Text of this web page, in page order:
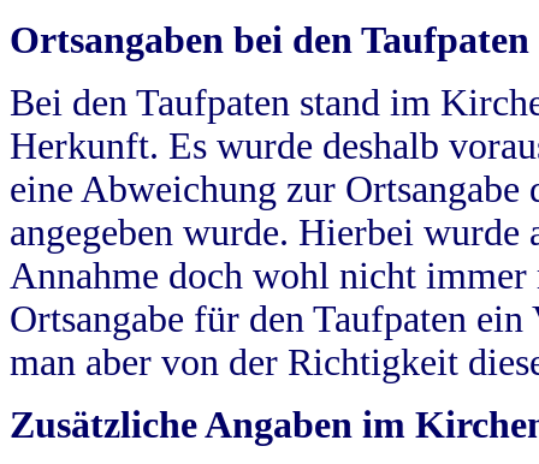
Ortsangaben bei den Taufpaten
Bei den Taufpaten stand im
Herkunft. Es wurde deshalb
eine Abweichung zur
angegeben wurde. Hierbei wurde
Annahme doch wohl nicht
Ortsangabe für den Taufpaten
man aber von der Richtigkeit
Zusätzliche Angaben im